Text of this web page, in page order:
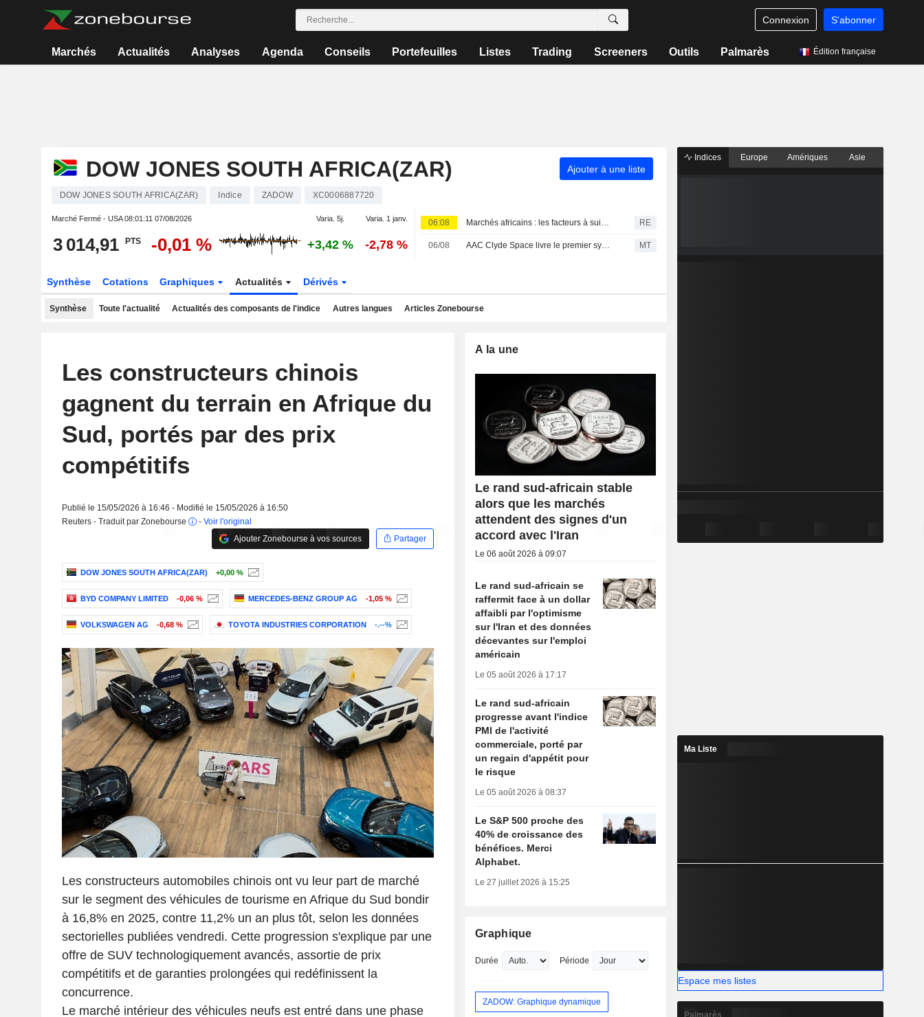
Connexion S'abonner
Marchés Actualités Analyses Agenda Conseils Portefeuilles Listes Trading Screeners Outils Palmarès Édition française
DOW JONES SOUTH AFRICA(ZAR) Ajouter à une liste
DOW JONES SOUTH AFRICA(ZAR) Indice ZADOW XC0006887720
Marché Fermé - USA08:01:11 07/08/2026 Varia. 5j. Varia. 1 janv.
3 014,91 PTS -0,01 % +3,42 % -2,78 %
06:08 Marchés africains : les facteurs à suivre le 7 août RE
06/08 AAC Clyde Space livre le premier système de réception de pré-série pour le télescope SKA en Afrique du Sud MT
Synthèse Cotations Graphiques Actualités Dérivés
Synthèse Toute l'actualité Actualités des composants de l'indice Autres langues Articles Zonebourse
Les constructeurs chinois
gagnent du terrain en Afrique du
Sud, portés par des prix
compétitifs
Publié le 15/05/2026 à 16:46 - Modifié le 15/05/2026 à 16:50
Reuters - Traduit par Zonebourse
- Voir l'original
Ajouter Zonebourse à vos sources
Partager
DOW JONES SOUTH AFRICA(ZAR) +0,00 %
BYD COMPANY LIMITED -0,06 % MERCEDES-BENZ GROUP AG -1,05 %
VOLKSWAGEN AG -0,68 % TOYOTA INDUSTRIES CORPORATION -.--%
Les constructeurs automobiles chinois ont vu leur part de marché
sur le segment des véhicules de tourisme en Afrique du Sud bondir
à 16,8% en 2025, contre 11,2% un an plus tôt, selon les données
sectorielles publiées vendredi. Cette progression s'explique par une
offre de SUV technologiquement avancés, assortie de prix
compétitifs et de garanties prolongées qui redéfinissent la
concurrence.
Le marché intérieur des véhicules neufs est entré dans une phase
A la une
Le rand sud-africain stable
alors que les marchés
attendent des signes d'un
accord avec l'Iran
Le 06 août 2026 à 09:07
Le rand sud-africain se
raffermit face à un dollar
affaibli par l'optimisme
sur l'Iran et des données
décevantes sur l'emploi
américain
Le 05 août 2026 à 17:17
Le rand sud-africain
progresse avant l'indice
PMI de l'activité
commerciale, porté par
un regain d'appétit pour
le risque
Le 05 août 2026 à 08:37
Le S&P 500 proche des
40% de croissance des
bénéfices. Merci
Alphabet.
Le 27 juillet 2026 à 15:25
Graphique
Durée Période
ZADOW: Graphique dynamique
Indices Europe Amériques Asie
Ma Liste
Espace mes listes
Palmarès